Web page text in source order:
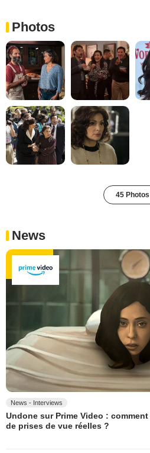
Photos
45 Photos
News
News - Interviews
Undone sur Prime Video :
de prises de vue réelles ?